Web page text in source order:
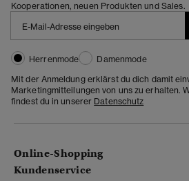
Kooperationen, neuen Produkten und Sales.
Herrenmode
Damenmode
Mit der Anmeldung erklärst du dich damit
Marketingmitteilungen von uns zu erhalten.
findest du in unserer Datenschutz
Online-Shopping
Kundenservice